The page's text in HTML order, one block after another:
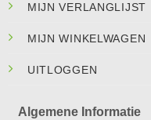
MIJN VERLANGLIJST
MIJN WINKELWAGEN
UITLOGGEN
Algemene Informatie